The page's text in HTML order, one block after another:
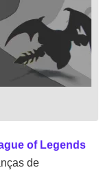
of Legends
de